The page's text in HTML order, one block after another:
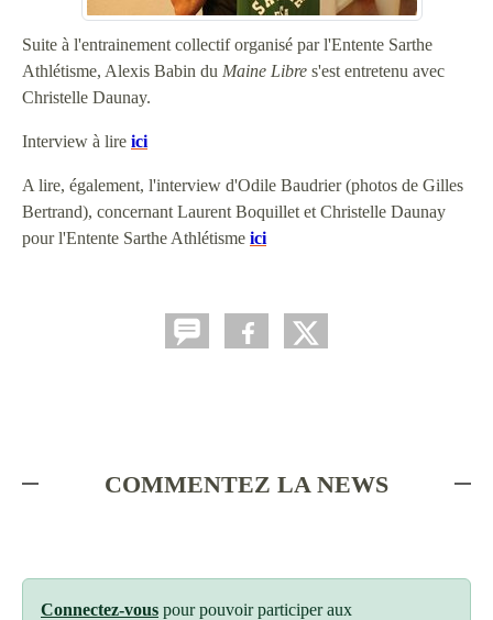
Suite à l'entrainement collectif organisé par l'Entente Sarthe
Athlétisme, Alexis Babin du Maine Libre s'est entretenu avec
Christelle Daunay.
Interview à lire ici
A lire, également, l'interview d'Odile Baudrier (photos de Gilles
Bertrand), concernant Laurent Boquillet et Christelle Daunay
pour l'Entente Sarthe Athlétisme ici
COMMENTEZ LA NEWS
Connectez-vous pour pouvoir participer aux